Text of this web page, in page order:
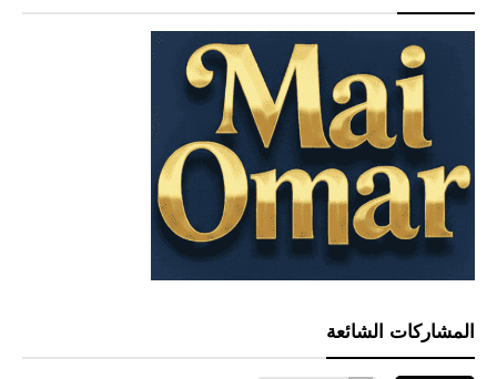
المشاركات الشائعة